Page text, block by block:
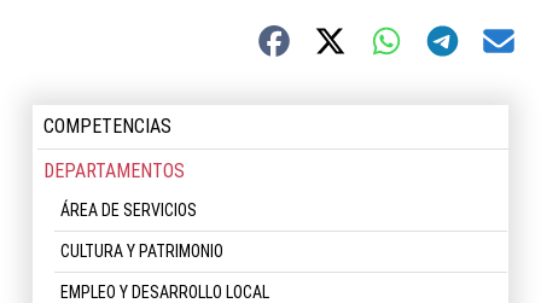
COMPETENCIAS
DEPARTAMENTOS
ÁREA DE SERVICIOS
CULTURA Y PATRIMONIO
EMPLEO Y DESARROLLO LOCAL